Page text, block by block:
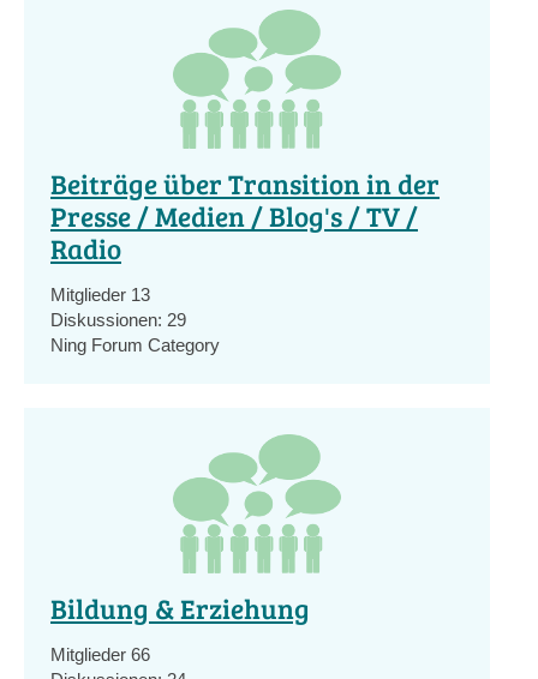
Beiträge über Transition in der
Presse / Medien / Blog's / TV /
Radio
Mitglieder 13
Diskussionen: 29
Ning Forum Category
Bildung & Erziehung
Mitglieder 66